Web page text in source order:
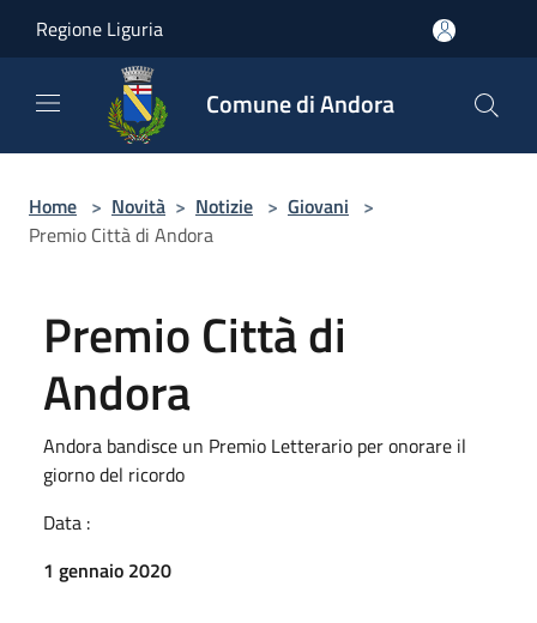
Regione Liguria
Comune di Andora
Home > Novità > Notizie > Giovani >
Premio Città di Andora
Premio Città di
Andora
Andora bandisce un Premio Letterario per onorare il
giorno del ricordo
Data :
1 gennaio 2020